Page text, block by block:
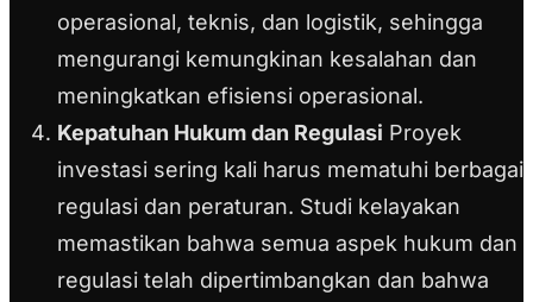
operasional, teknis, dan logistik, sehingga
mengurangi kemungkinan kesalahan dan
meningkatkan efisiensi operasional.
Kepatuhan Hukum dan Regulasi Proyek
investasi sering kali harus mematuhi berbagai
regulasi dan peraturan. Studi kelayakan
memastikan bahwa semua aspek hukum dan
regulasi telah dipertimbangkan dan bahwa